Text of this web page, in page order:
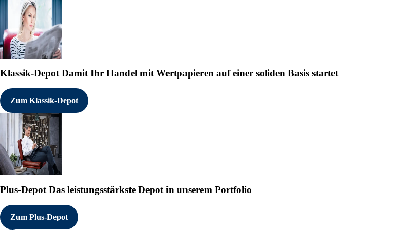
Stefanie Eberding
19.05.2026 CET/CEST Veröffentlichung einer Corporate News/Finanznachricht,
übermittelt durch EQS News - ein Service der EQS Group.
Klassik-DepotDamit Ihr Handel mit Wertpapieren auf einer soliden Basis startet
Zum Klassik-Depot
Plus-Depot Das leistungsstärkste Depot in unserem Portfolio
Zum Plus-Depot